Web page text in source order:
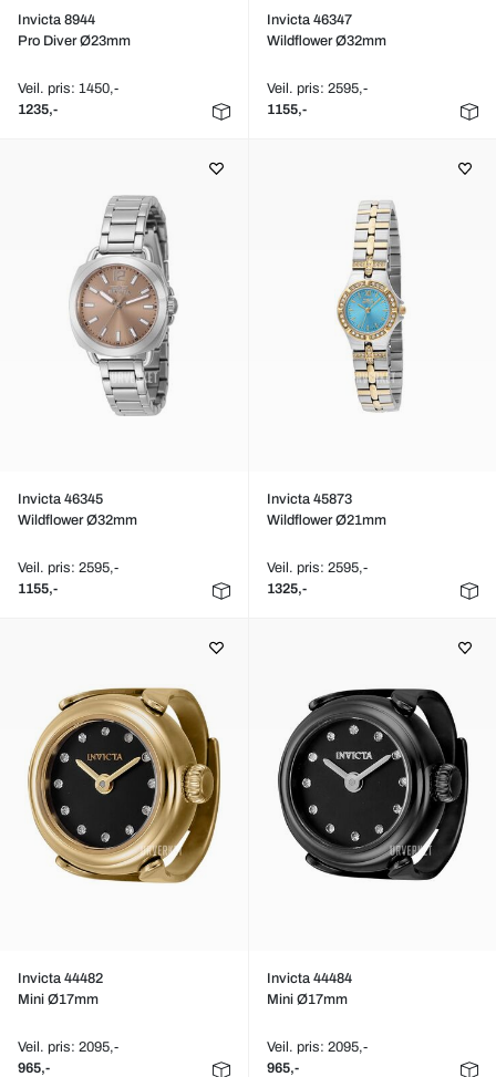
Invicta 8944
Pro Diver Ø23mm
Veil. pris: 1450,-
1235,-
Invicta 46347
Wildflower Ø32mm
Veil. pris: 2595,-
1155,-
Invicta 46345
Wildflower Ø32mm
Veil. pris: 2595,-
1155,-
Invicta 45873
Wildflower Ø21mm
Veil. pris: 2595,-
1325,-
Invicta 44482
Mini Ø17mm
Veil. pris: 2095,-
965,-
Invicta 44484
Mini Ø17mm
Veil. pris: 2095,-
965,-